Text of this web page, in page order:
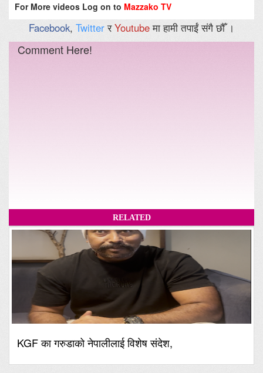
For More videos Log on to Mazzako TV
Facebook, TwitterरYoutubeमा हामी तपाईं संगै छौँ ।
Comment Here!
RELATED
KGF का गरुडाको नेपालीलाई विशेष संदेश,